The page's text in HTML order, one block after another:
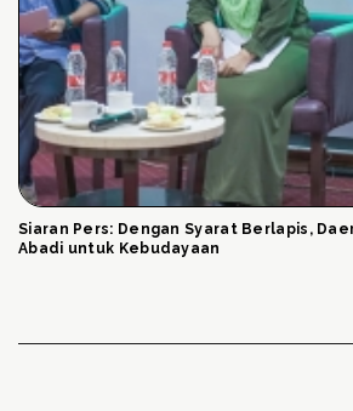
Siaran Pers: Dengan Syarat Berlapis,
Abadi untuk Kebudayaan